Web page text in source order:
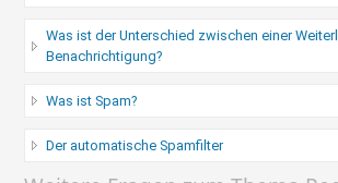
Was ist der Unterschied zwischen einer
Benachrichtigung?
Was ist Spam?
Der automatische Spamfilter